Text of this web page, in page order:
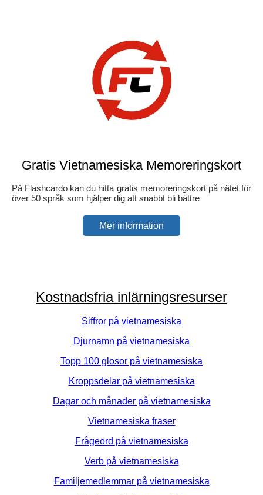
Gratis Vietnamesiska Memoreringskort
På Flashcardo kan du hitta gratis memoreringskort på nätet för
över 50 språk som hjälper dig att snabbt bli bättre
Mer information
Kostnadsfria inlärningsresurser
Siffror på vietnamesiska
Djurnamn på vietnamesiska
Topp 100 glosor på vietnamesiska
Kroppsdelar på vietnamesiska
Dagar och månader på vietnamesiska
Vietnamesiska fraser
Frågeord på vietnamesiska
Verb på vietnamesiska
Familjemedlemmar på vietnamesiska